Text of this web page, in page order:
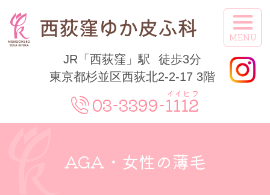
西荻窪ゆか皮ふ科
JR「西荻窪」駅
徒歩3分
東京都杉並区西荻北2-2-17 3階
insta
gra
03-3399-1112
AGA・女性の薄毛